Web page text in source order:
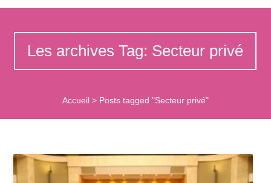
Les archives Tag: Secteur privé
Accueil> Posts tagged "Secteur privé"